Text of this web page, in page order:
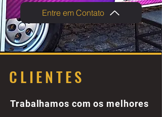
Entre em Contato
CLIENTES
Trabalhamos com os melhores